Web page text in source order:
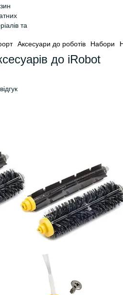
Аксесуари до роботів Набори
до iRobot